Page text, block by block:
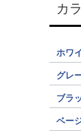
カ
ホワ
グレ
ブラ
ベー